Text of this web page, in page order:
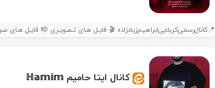
کانال ایتا حامیم ℍ𝕒𝕞𝕚𝕞